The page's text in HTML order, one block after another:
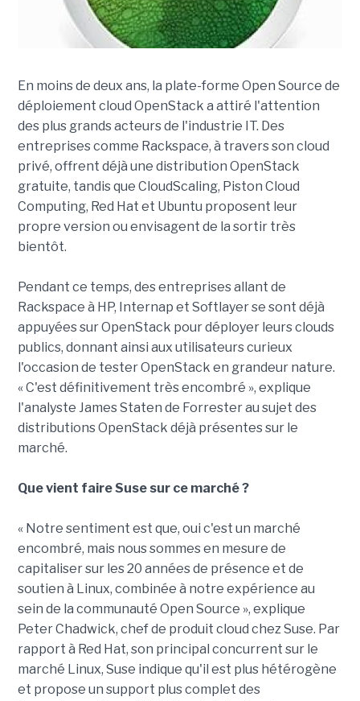
En moins de deux ans, la plate-forme Open Source de
déploiement cloud OpenStack a attiré l'attention
des plus grands acteurs de l'industrie IT. Des
entreprises comme Rackspace, à travers son cloud
privé, offrent déjà une distribution OpenStack
gratuite, tandis que CloudScaling, Piston Cloud
Computing, Red Hat et Ubuntu proposent leur
propre version ou envisagent de la sortir très
bientôt.
Pendant ce temps, des entreprises allant de
Rackspace à HP, Internap et Softlayer se sont déjà
appuyées sur OpenStack pour déployer leurs clouds
publics, donnant ainsi aux utilisateurs curieux
l'occasion de tester OpenStack en grandeur nature.
« C'est définitivement très encombré », explique
l'analyste James Staten de Forrester au sujet des
distributions OpenStack déjà présentes sur le
marché.
Que vient faire Suse sur ce marché ?
« Notre sentiment est que, oui c'est un marché
encombré, mais nous sommes en mesure de
capitaliser sur les 20 années de présence et de
soutien à Linux, combinée à notre expérience au
sein de la communauté Open Source », explique
Peter Chadwick, chef de produit cloud chez Suse. Par
rapport à Red Hat, son principal concurrent sur le
marché Linux, Suse indique qu'il est plus hétérogène
et propose un support plus complet des